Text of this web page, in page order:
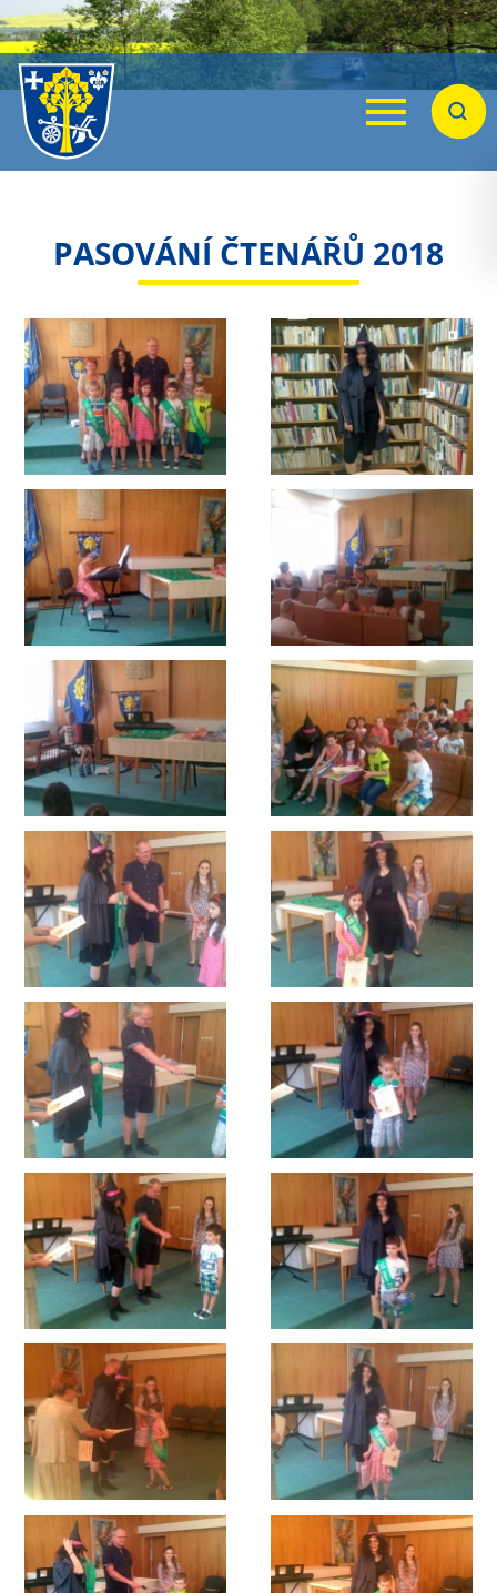
Menu
PASOVÁNÍ ČTENÁŘŮ 2018